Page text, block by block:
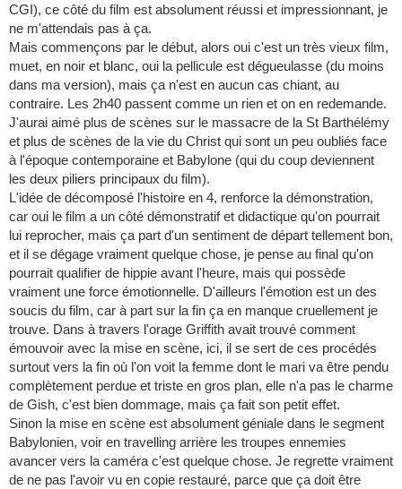
CGI), ce côté du film est absolument réussi et impressionnant, je
ne m'attendais pas à ça.
Mais commençons par le début, alors oui c'est un très vieux film,
muet, en noir et blanc, oui la pellicule est dégueulasse (du moins
dans ma version), mais ça n'est en aucun cas chiant, au
contraire. Les 2h40 passent comme un rien et on en redemande.
J'aurai aimé plus de scènes sur le massacre de la St Barthélémy
et plus de scènes de la vie du Christ qui sont un peu oubliés face
à l'époque contemporaine et Babylone (qui du coup deviennent
les deux piliers principaux du film).
L'idée de décomposé l'histoire en 4, renforce la démonstration,
car oui le film a un côté démonstratif et didactique qu'on pourrait
lui reprocher, mais ça part d'un sentiment de départ tellement bon,
et il se dégage vraiment quelque chose, je pense au final qu'on
pourrait qualifier de hippie avant l'heure, mais qui possède
vraiment une force émotionnelle. D'ailleurs l'émotion est un des
soucis du film, car à part sur la fin ça en manque cruellement je
trouve. Dans à travers l'orage Griffith avait trouvé comment
émouvoir avec la mise en scène, ici, il se sert de ces procédés
surtout vers la fin où l'on voit la femme dont le mari va être pendu
complètement perdue et triste en gros plan, elle n'a pas le charme
de Gish, c'est bien dommage, mais ça fait son petit effet.
Sinon la mise en scène est absolument géniale dans le segment
Babylonien, voir en travelling arrière les troupes ennemies
avancer vers la caméra c'est quelque chose. Je regrette vraiment
de ne pas l'avoir vu en copie restauré, parce que ça doit être